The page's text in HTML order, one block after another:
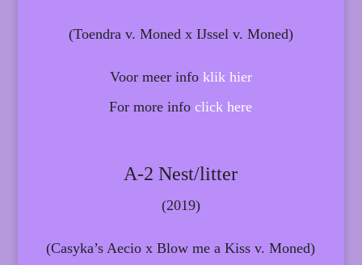
(Toendra v. Moned x IJssel v. Moned)
Voor meer info klik hier
For more infoclick here
A-2 Nest/litter
(2019)
(Casyka’s Aecio x Blow me a Kiss v. Moned)